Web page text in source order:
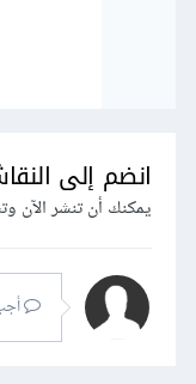
انضم إلى
يمكنك أن تنشر الآن